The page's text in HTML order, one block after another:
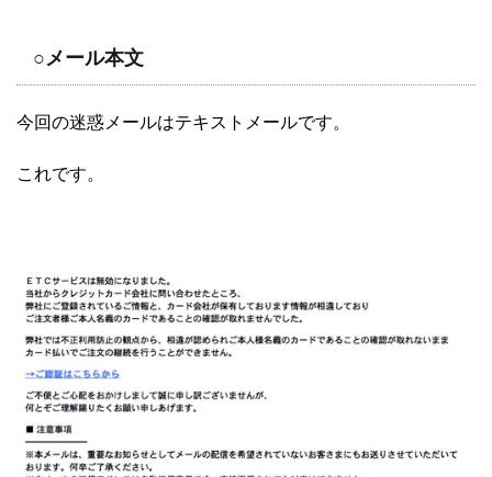
○メール本文
今回の迷惑メールはテキストメールです。
これです。